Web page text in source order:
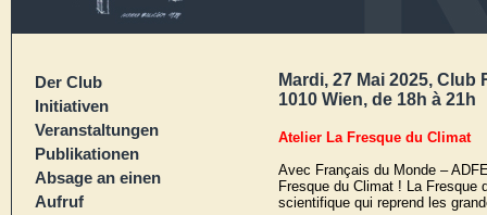
Der Club
Initiativen
Veranstaltungen
Publikationen
Absage an einen
Aufruf
Mardi, 27 Mai 2025,
1010 Wien, de 18h à 21h
Atelier La Fresque du Climat
Avec Français du Monde –
Fresque du Climat ! La Fresque
scientifique qui reprend les